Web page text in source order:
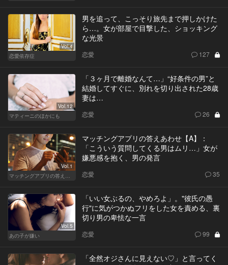
Vol.4
恋愛依存症
男を追って、こっそり旅先まで押しかけた
ら…。女が部屋で目撃した、ショッキング
な光景
恋愛 127
Vol.12
マティーニのほかにも
「３ヶ月で離婚なんて…」“好条件の男”と
結婚してすぐに、別れを切り出された28歳
妻は…
恋愛 26
Vol.1
マッチングアプリの答えあわせ【A】
マッチングアプリの答えあわせ【A】：
「こういう質問してくる男はムリ…」女が
嫌悪感を抱く、男の発言
恋愛 35
Vol.5
あの子が嫌い
「いい女ぶるの、やめろよ」。"彼氏の愚
行"に気がつかぬフリをした女を責める、裏
切り男の卑怯な一言
恋愛 99
「全然オジさんに見えない♡」と言ってく